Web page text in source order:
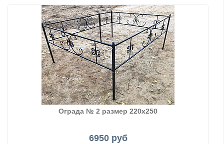
Ограда № 2 размер 220х250
6950 руб